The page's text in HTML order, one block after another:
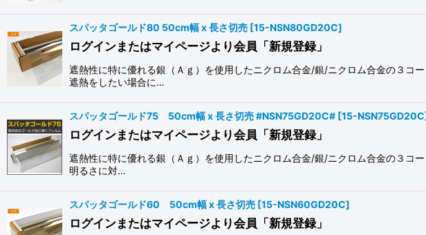
スパッタゴールド80 50cm幅 x 長さ切売 [15-NSN80GD20C]
ログインまたはマイページより会員「新規登録」
遮熱性に特に優れる銀（Ａｇ）を使用したニクロム合金/銀/ニクロム合金の３コ
遮熱をしたい場合に…
スパッタゴールド75 50cm幅 x 長さ切売 #NSN75GD20C# [15-NSN75GD20C
ログインまたはマイページより会員「新規登録」
遮熱性に特に優れる銀（Ａｇ）を使用したニクロム合金/銀/ニクロム合金の３コ
明るさに対…
スパッタゴールド60 50cm幅 x 長さ切売 [15-NSN60GD20C]
ログインまたはマイページより会員「新規登録」